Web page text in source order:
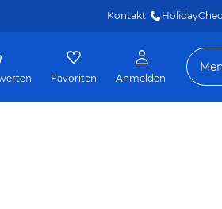
Kontakt
Favoriten Anmelden